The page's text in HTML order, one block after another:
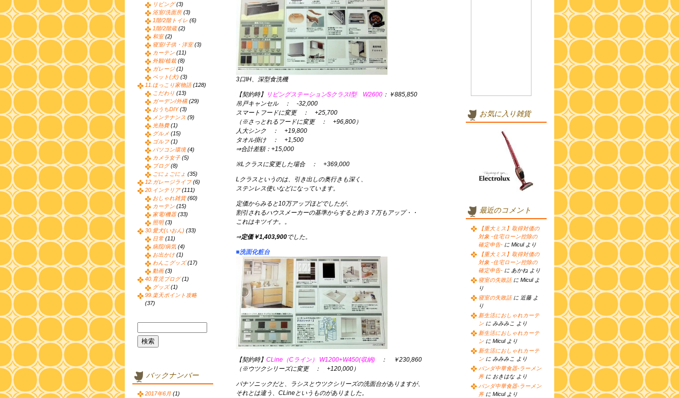
3口IH、深型食洗機
【契約時】 リビングステーションSクラスI型 W2600 ：￥885,850
吊戸キャンセル ： -32,000
スマートフードに変更 ： +25,700
（※さっとれるフードに変更 ： +96,800）
人大シンク ： +19,800
タオル掛け ： +1,500
⇒合計差額：+15,000
※Lクラスに変更した場合 ： +369,000
Lクラスというのは、引き出しの奥行きも深く、
ステンレス使いなどになっています。
定価からみると10万アップほどでしたが、
割引されるハウスメーカーの基準からすると約３７万もアップ・・
これはキツイナ。。
⇒定価￥1,403,900でした。
■洗面化粧台
【契約時】 CLine（Cライン） W1200+W450(収納) ： ￥230,860
（※ウツクシリーズに変更 ： +120,000）
パナソニックだと、ラシスとウツクシリーズの洗面台がありますが、
それとは違う、CLineというものがありました。
リビング(3)
浴室/洗面所(3)
1階/2階トイレ (6)
1階/2階蔵(2)
和室(2)
寝室/子供・洋室(3)
カーテン (11)
外観/植栽(8)
ガレージ (1)
ペット(犬) (3)
11.ほっこり家物語(128)
こだわり (13)
ガーデン/外構(29)
おうちDIY(3)
メンテナンス (9)
光熱費(1)
グルメ (15)
ゴルフ (1)
パソコン環境(4)
カメラ女子 (5)
ブログ(8)
ごにょごにょ (35)
12.ガレージライフ (6)
20.インテリア(111)
おしゃれ雑貨(60)
カーテン (15)
家電/機器 (33)
照明(3)
30.愛犬(いおん) (33)
日常 (11)
病院/病気 (4)
お出かけ (1)
わんこグッズ(17)
動画(3)
40.育児ブログ(1)
グッズ(1)
99.楽天ポイント攻略
(37)
バックナンバー
2017年6月 (1)
お気に入り雑貨
最近のコメント
【重大ミス】取得対価の
対象 -住宅ローン控除の
確定申告- に Micul より
【重大ミス】取得対価の
対象 -住宅ローン控除の
確定申告- に あかね より
寝室の失敗話に Micul よ
り
寝室の失敗話に 近藤 よ
り
新生活におしゃれカーテ
ン に みみみこ より
新生活におしゃれカーテ
ン に Micul より
新生活におしゃれカーテ
ン に みみみこ より
パンダ中華食器-ラーメン
丼に おきはな より
パンダ中華食器-ラーメン
丼に Micul より